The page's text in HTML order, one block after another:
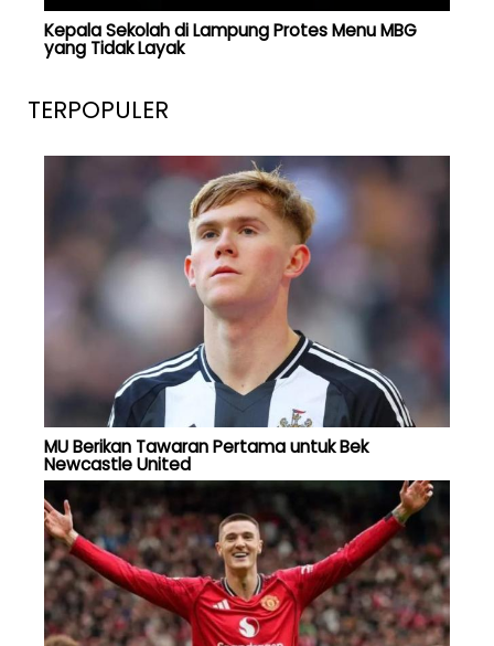
Kepala Sekolah di Lampung Protes Menu MBG
yang Tidak Layak
TERPOPULER
MU Berikan Tawaran Pertama untuk Bek
Newcastle United